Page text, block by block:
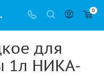
и дешево с доставкой 0
для
1л НИКА-